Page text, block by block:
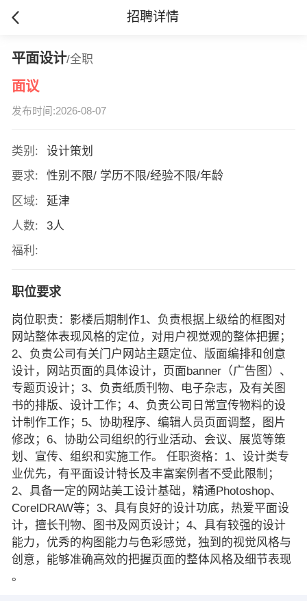
招聘详情
平面设计/全职
面议
发布时间:2026-08-07
类别:
设计策划
要求:
性别不限/ 学历不限/经验不限/年龄
区域:
延津
人数:
3人
福利:
职位要求
岗位职责：影楼后期制作1、负责根据上级给的框图对
网站整体表现风格的定位，对用户视觉观的整体把握；
2、负责公司有关门户网站主题定位、版面编排和创意
设计，网站页面的具体设计，页面banner（广告图）、
专题页设计；3、负责纸质刊物、电子杂志，及有关图
书的排版、设计工作；4、负责公司日常宣传物料的设
计制作工作；5、协助程序、编辑人员页面调整，图片
修改；6、协助公司组织的行业活动、会议、展览等策
划、宣传、组织和实施工作。 任职资格：1、设计类专
业优先，有平面设计特长及丰富案例者不受此限制；
2、具备一定的网站美工设计基础，精通Photoshop、
CorelDRAW等；3、具有良好的设计功底，热爱平面设
计，擅长刊物、图书及网页设计；4、具有较强的设计
能力，优秀的构图能力与色彩感觉，独到的视觉风格与
创意，能够准确高效的把握页面的整体风格及细节表现
。